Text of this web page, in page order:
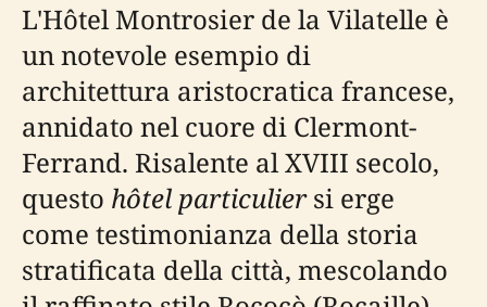
L'Hôtel Montrosier de la Vilatelle è
un notevole esempio di
architettura aristocratica francese,
annidato nel cuore di Clermont-
Ferrand. Risalente al XVIII secolo,
questo hôtel particuliersi erge
come testimonianza della storia
stratificata della città, mescolando